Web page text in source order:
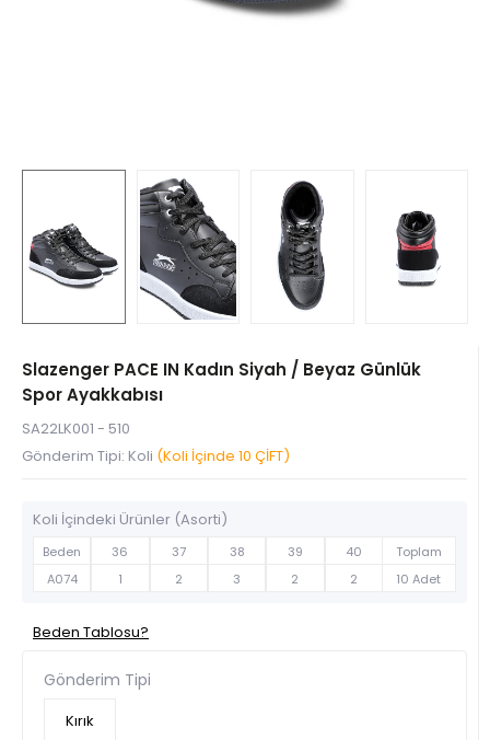
Slazenger PACE IN Kadın Siyah / Beyaz Günlük
Spor Ayakkabısı
SA22LK001 - 510
Gönderim Tipi: Koli (Koli İçinde 10 ÇİFT)
Koli İçindeki Ürünler (Asorti)
Beden 36 37 38 39 40
Toplam
A074
1 2 3 2 2 10 Adet
Beden Tablosu?
Gönderim Tipi
Kırık